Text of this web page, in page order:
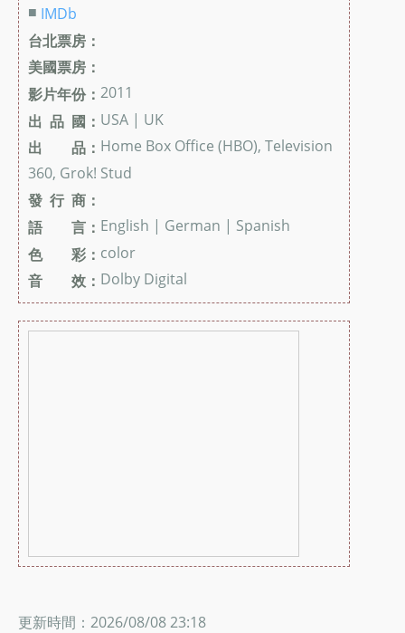
■ IMDb
台北票房：
美國票房：
影片年份： 2011
出 品 國： USA | UK
出 品： Home Box Office (HBO), Television
360, Grok! Stud
發 行 商：
語 言： English | German | Spanish
色 彩： color
音 效： Dolby Digital
更新時間：2026/08/08 23:18